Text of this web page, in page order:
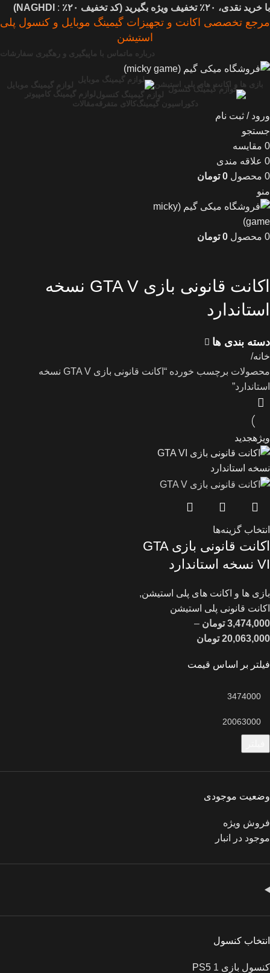
با خرید نقدی، ۲۰٪ تخفیف ویژه بگیرید ( کد تخفیف ۲۰٪ :
NAGHDI)
مرجع تخصصی اکانت و تجهیزات گیمینگ موبایل و کنسول پلی
استیشن
درباره ما تماس با ما پیگیری و رهگیری سفارشات
بازی ها و اکانت های پلی استیشن
لوازم گیمینگ موبایل
لوازم گیمینگ کنسول
لوازم گیمینگ کامپیوتر
دکوراسیون گیمینگکالای متفرقه مقالات
ورود / ثبت نام
جستجو
0 مقایسه
0 علاقه مندی
0 محصول 0 تومان
منو
0 محصول 0 تومان
اکانت قانونی بازی GTA V نسخه
استاندارد
دسته بندی ها
فیلتر بر اساس قیمت
وضعیت موجودی
فروش ویژه
موجود در انبار
انتخاب کنسول
کنسول بازی PS5 1
خانه
محصولات برچسب خورده “اکانت قانونی بازی GTA V نسخه
استاندارد”
ویژهجدید
انتخاب گزینه‌ها
اکانت قانونی بازی GTA
VI نسخه استاندارد
بازی ها و اکانت های پلی استیشن,
اکانت قانونی پلی استیشن
3,474,000 تومان –
20,063,000 تومان